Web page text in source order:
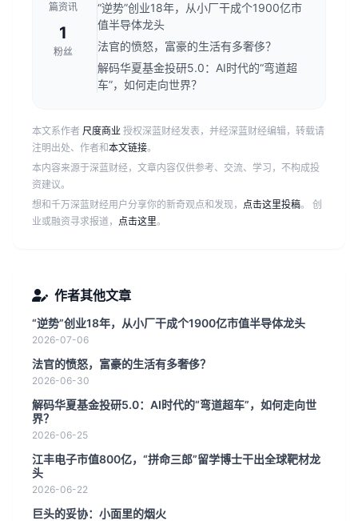
篇资讯
1
粉丝
“逆势”创业18年，从小厂干成个1900亿市
值半导体龙头
法官的愤怒，富豪的生活有多奢侈？
解码华夏基金投研5.0：AI时代的“弯道超
车”，如何走向世界？
本文系作者 尺度商业 授权深蓝财经发表，并经深蓝财经编辑，转载请
注明出处、作者和本文链接。
本内容来源于深蓝财经，文章内容仅供参考、交流、学习，不构成投
资建议。
想和千万深蓝财经用户分享你的新奇观点和发现， 点击这里投稿。 创
业或融资寻求报道， 点击这里。
作者其他文章
“逆势”创业18年，从小厂干成个1900亿市值半导体龙头
2026-07-06
法官的愤怒，富豪的生活有多奢侈？
2026-06-30
解码华夏基金投研5.0：AI时代的“弯道超车”，如何走向世
界？
2026-06-25
江丰电子市值800亿，“拼命三郎”留学博士干出全球靶材龙
头
2026-06-22
巨头的妥协：小面里的烟火